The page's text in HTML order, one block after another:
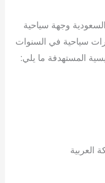
وجهة سياحية
سياحية في السنوات
المستهدفة ما يلي:
العربية